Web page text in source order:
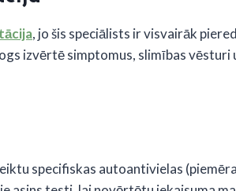
, jo šis speciālists ir visvairāk
izvērtē simptomus, slimības vēsturi
specifiskas autoantivielas